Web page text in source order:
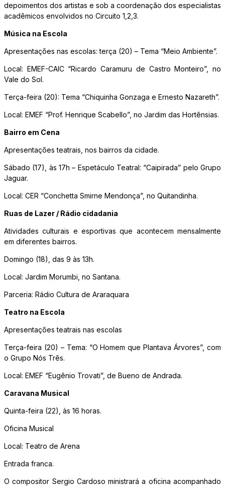
depoimentos dos artistas e sob a coordenação dos especialistas
acadêmicos envolvidos no Circuito 1,2,3.
Música na Escola
Apresentações nas escolas: terça (20) – Tema “Meio Ambiente”.
Local: EMEF-CAIC “Ricardo Caramuru de Castro Monteiro”, no
Vale do Sol.
Terça-feira (20): Tema “Chiquinha Gonzaga e Ernesto Nazareth”.
Local: EMEF “Prof. Henrique Scabello”, no Jardim das Hortênsias.
Bairro em Cena
Apresentações teatrais, nos bairros da cidade.
Sábado (17), às 17h – Espetáculo Teatral: “Caipirada” pelo Grupo
Jaguar.
Local: CER “Conchetta Smirne Mendonça”, no Quitandinha.
Ruas de Lazer / Rádio cidadania
Atividades culturais e esportivas que acontecem mensalmente
em diferentes bairros.
Domingo (18), das 9 às 13h.
Local: Jardim Morumbi, no Santana.
Parceria: Rádio Cultura de Araraquara
Teatro na Escola
Apresentações teatrais nas escolas
Terça-feira (20) – Tema: “O Homem que Plantava Árvores”, com
o Grupo Nós Três.
Local: EMEF “Eugênio Trovati”, de Bueno de Andrada.
Caravana Musical
Quinta-feira (22), às 16 horas.
Oficina Musical
Local: Teatro de Arena
Entrada franca.
O compositor Sergio Cardoso ministrará a oficina acompanhado